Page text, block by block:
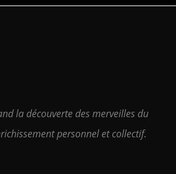
la découverte des merveilles du
personnel et collectif.